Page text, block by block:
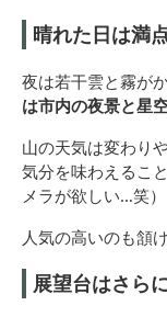
晴れた日は満
夜は若干雲と霧が
は市内の夜景と星
山の天気は変わり
気分を味わえるこ
メラが欲しい…笑）
人気の高いのも頷
展望台はさら